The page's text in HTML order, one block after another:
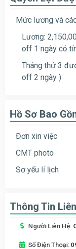
Mức lương và
Lương:
off 1 ngày có
Tháng thứ 3
off 2 ngày )
Hồ Sơ Bao
Đơn xin việc
CMT photo
Sơ yếu lí lịch
Thông Tin
Người Liên Hệ:
Số Điện Thoại: